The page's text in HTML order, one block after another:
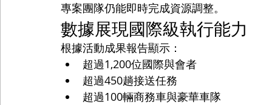
專案團隊仍能即時完成資源調整。
數據展現國際級執行能力
根據活動成果報告顯示：
超過1,200位國際與會者
超過450趟接送任務
超過100輛商務車與豪華車隊